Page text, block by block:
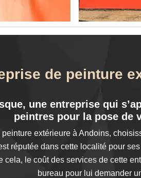
de peinture
une entreprise qui
peintres pour la pose de
extérieure à Andoins,
réputée dans cette localité pour
le coût des services de cette
bureau pour lui demander